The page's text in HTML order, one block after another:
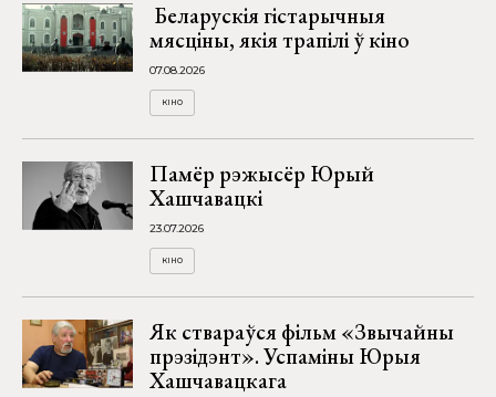
Беларускія гістарычныя
мясціны, якія трапілі ў кіно
07.08.2026
КІНО
Памёр рэжысёр Юрый
Хашчавацкі
23.07.2026
КІНО
Як ствараўся фільм «Звычайны
прэзідэнт». Успаміны Юрыя
Хашчавацкага